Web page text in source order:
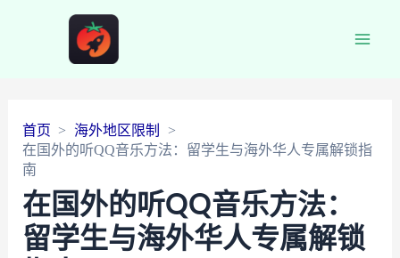
首页
海外地区限制
在国外的听QQ音乐方法：留学生与海外华人专属解锁指
南
在国外的听QQ音乐方法：
留学生与海外华人专属解锁